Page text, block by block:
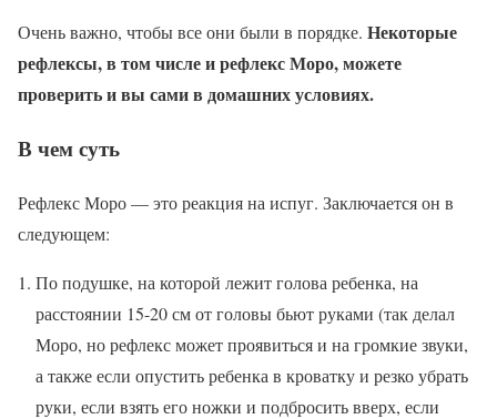
Очень важно, чтобы все они были в порядке. Некоторые
рефлексы, в том числе и рефлекс Моро, можете
проверить и вы сами в домашних условиях.
В чем суть
Рефлекс Моро — это реакция на испуг. Заключается он в
следующем:
По подушке, на которой лежит голова ребенка, на
расстоянии 15-20 см от головы бьют руками (так делал
Моро, но рефлекс может проявиться и на громкие звуки,
а также если опустить ребенка в кроватку и резко убрать
руки, если взять его ножки и подбросить вверх, если